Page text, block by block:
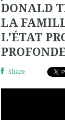
DONALD
LA
L'ÉTAT
Share